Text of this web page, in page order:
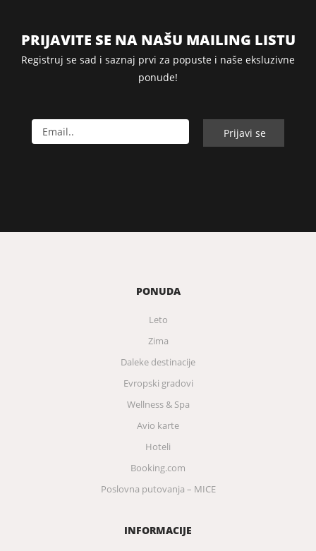
PRIJAVITE SE NA NAŠU MAILING LISTU
Registruj se sad i saznaj prvi za popuste i naše eksluzivne
ponude!
PONUDA
Leto
Zima
Daleke destinacije
Evropski gradovi
Wellness & Spa
Avio karte
Hoteli
Booking.com
Poslovna putovanja – MICE
INFORMACIJE